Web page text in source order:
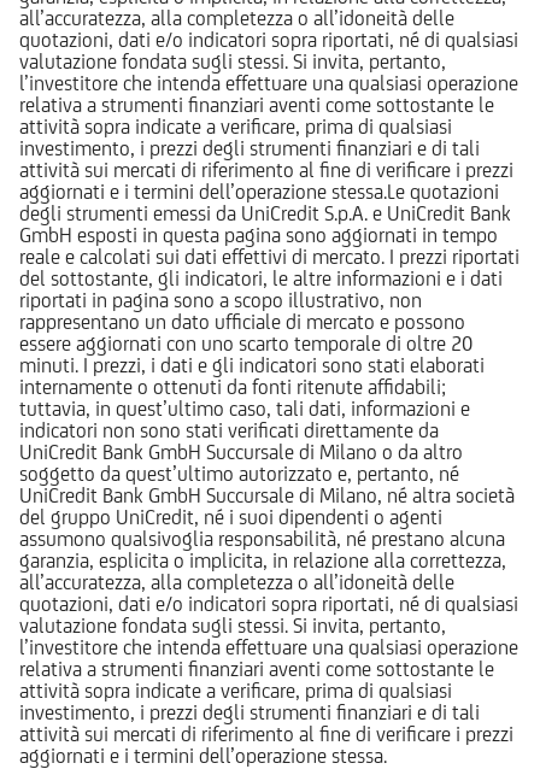
all’accuratezza, alla completezza o all’idoneità delle
quotazioni, dati e/o indicatori sopra riportati, né di qualsiasi
valutazione fondata sugli stessi. Si invita, pertanto,
l’investitore che intenda effettuare una qualsiasi operazione
relativa a strumenti finanziari aventi come sottostante le
attività sopra indicate a verificare, prima di qualsiasi
investimento, i prezzi degli strumenti finanziari e di tali
attività sui mercati di riferimento al fine di verificare i prezzi
aggiornati e i termini dell’operazione stessa.Le quotazioni
degli strumenti emessi da UniCredit S.p.A. e UniCredit Bank
GmbH esposti in questa pagina sono aggiornati in tempo
reale e calcolati sui dati effettivi di mercato. I prezzi riportati
del sottostante, gli indicatori, le altre informazioni e i dati
riportati in pagina sono a scopo illustrativo, non
rappresentano un dato ufficiale di mercato e possono
essere aggiornati con uno scarto temporale di oltre 20
minuti. I prezzi, i dati e gli indicatori sono stati elaborati
internamente o ottenuti da fonti ritenute affidabili;
tuttavia, in quest’ultimo caso, tali dati, informazioni e
indicatori non sono stati verificati direttamente da
UniCredit Bank GmbH Succursale di Milano o da altro
soggetto da quest’ultimo autorizzato e, pertanto, né
UniCredit Bank GmbH Succursale di Milano, né altra società
del gruppo UniCredit, né i suoi dipendenti o agenti
assumono qualsivoglia responsabilità, né prestano alcuna
garanzia, esplicita o implicita, in relazione alla correttezza,
all’accuratezza, alla completezza o all’idoneità delle
quotazioni, dati e/o indicatori sopra riportati, né di qualsiasi
valutazione fondata sugli stessi. Si invita, pertanto,
l’investitore che intenda effettuare una qualsiasi operazione
relativa a strumenti finanziari aventi come sottostante le
attività sopra indicate a verificare, prima di qualsiasi
investimento, i prezzi degli strumenti finanziari e di tali
attività sui mercati di riferimento al fine di verificare i prezzi
aggiornati e i termini dell’operazione stessa.